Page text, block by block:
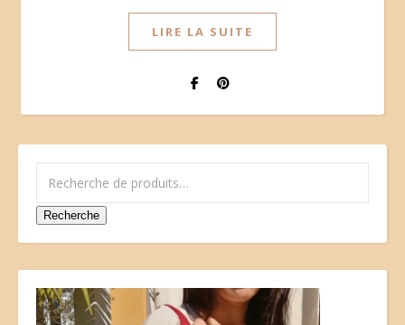
LIRE LA SUITE
Recherche